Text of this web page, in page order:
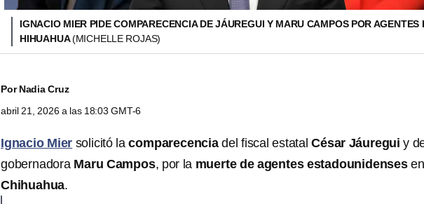
IGNACIO MIER PIDE COMPARECENCIA DE JÁUREGUI Y MARU CAMPOS POR AGENTES
HIHUAHUA(MICHELLE ROJAS)
PorNadia Cruz
abril 21, 2026 a las 18:03 GMT-6
Ignacio Mier solicitó lacomparecenciadel fiscal estatal César Jáuregui y
gobernadora Maru Campos, por la muerte de agentes estadounidensesen
Chihuahua.